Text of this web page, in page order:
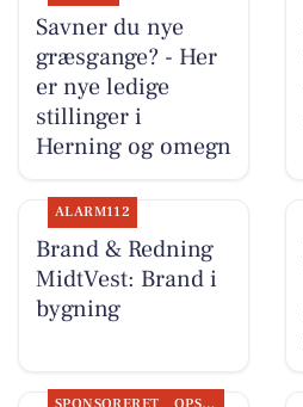
Savner du nye
græsgange? - Her
er nye ledige
stillinger i
Herning og omegn
ALARM112
Brand & Redning
MidtVest: Brand i
bygning